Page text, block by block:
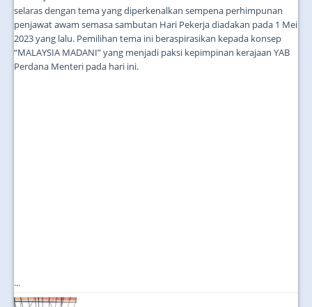
selaras dengan tema yang diperkenalkan sempena perhimpunan
penjawat awam semasa sambutan Hari Pekerja diadakan pada 1 Mei
2023 yang lalu. Pemilihan tema ini beraspirasikan kepada konsep
“MALAYSIA MADANI” yang menjadi paksi kepimpinan kerajaan YAB
Perdana Menteri pada hari ini.
...